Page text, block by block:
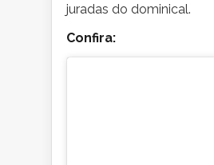
juradas do dominical.
Confira: